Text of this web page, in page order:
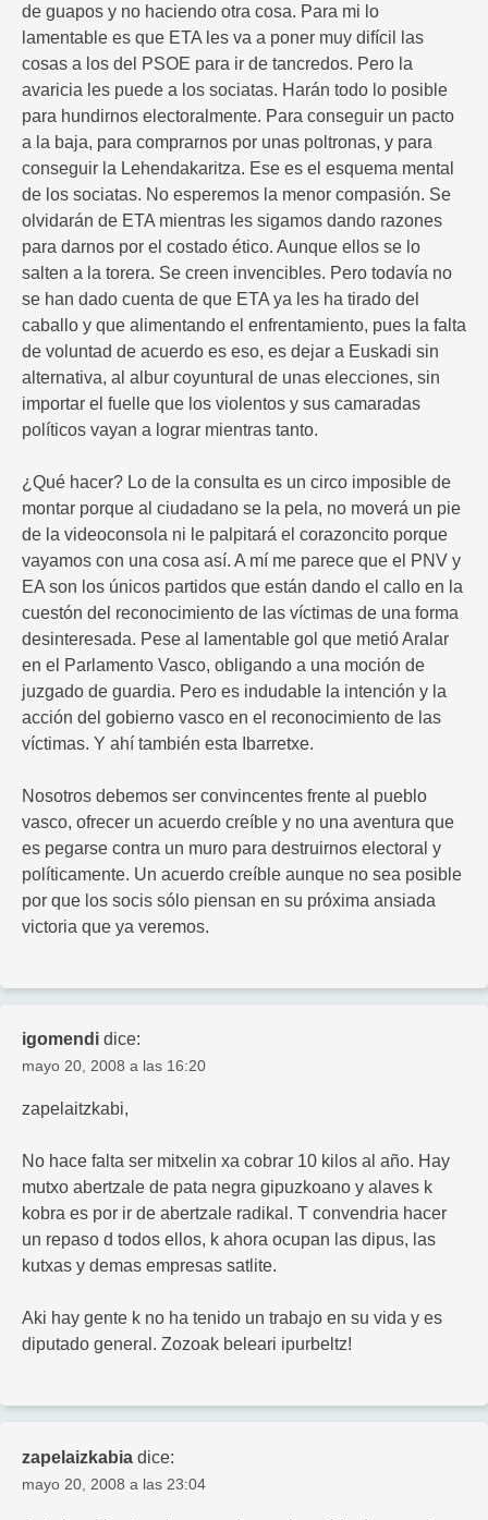
de guapos y no haciendo otra cosa. Para mi lo
lamentable es que ETA les va a poner muy difícil las
cosas a los del PSOE para ir de tancredos. Pero la
avaricia les puede a los sociatas. Harán todo lo posible
para hundirnos electoralmente. Para conseguir un pacto
a la baja, para comprarnos por unas poltronas, y para
conseguir la Lehendakaritza. Ese es el esquema mental
de los sociatas. No esperemos la menor compasión. Se
olvidarán de ETA mientras les sigamos dando razones
para darnos por el costado ético. Aunque ellos se lo
salten a la torera. Se creen invencibles. Pero todavía no
se han dado cuenta de que ETA ya les ha tirado del
caballo y que alimentando el enfrentamiento, pues la falta
de voluntad de acuerdo es eso, es dejar a Euskadi sin
alternativa, al albur coyuntural de unas elecciones, sin
importar el fuelle que los violentos y sus camaradas
políticos vayan a lograr mientras tanto.
¿Qué hacer? Lo de la consulta es un circo imposible de
montar porque al ciudadano se la pela, no moverá un pie
de la videoconsola ni le palpitará el corazoncito porque
vayamos con una cosa así. A mí me parece que el PNV y
EA son los únicos partidos que están dando el callo en la
cuestón del reconocimiento de las víctimas de una forma
desinteresada. Pese al lamentable gol que metió Aralar
en el Parlamento Vasco, obligando a una moción de
juzgado de guardia. Pero es indudable la intención y la
acción del gobierno vasco en el reconocimiento de las
víctimas. Y ahí también esta Ibarretxe.
Nosotros debemos ser convincentes frente al pueblo
vasco, ofrecer un acuerdo creíble y no una aventura que
es pegarse contra un muro para destruirnos electoral y
políticamente. Un acuerdo creíble aunque no sea posible
por que los socis sólo piensan en su próxima ansiada
victoria que ya veremos.
igomendi dice:
mayo 20, 2008 a las 16:20
zapelaitzkabi,
No hace falta ser mitxelin xa cobrar 10 kilos al año. Hay
mutxo abertzale de pata negra gipuzkoano y alaves k
kobra es por ir de abertzale radikal. T convendria hacer
un repaso d todos ellos, k ahora ocupan las dipus, las
kutxas y demas empresas satlite.
Aki hay gente k no ha tenido un trabajo en su vida y es
diputado general. Zozoak beleari ipurbeltz!
zapelaizkabia dice:
mayo 20, 2008 a las 23:04